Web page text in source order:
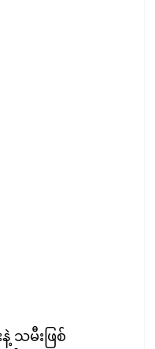
သမီးဖြစ်